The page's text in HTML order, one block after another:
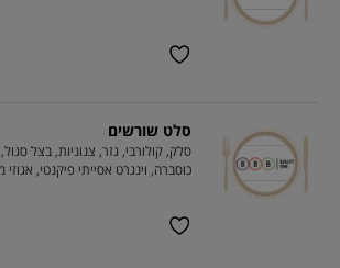
סלט שורשים
סלק, קולורבי, גזר, צנוניות, בצל
כוסברה, וינגרט אסייתי פיקנטי, אגוזי